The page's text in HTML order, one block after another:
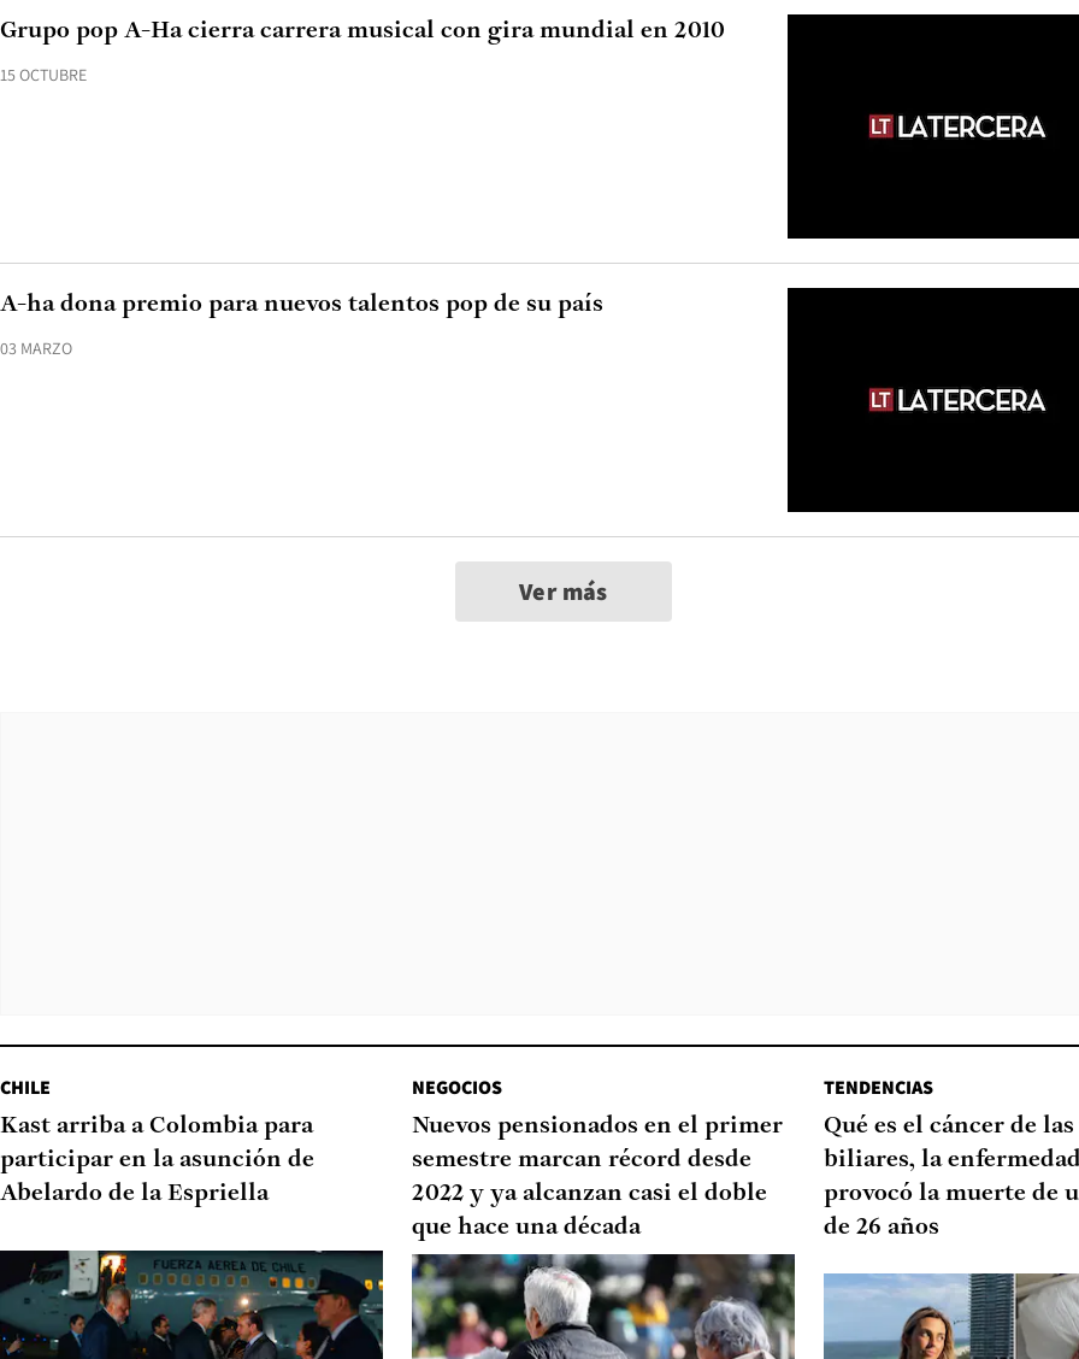
15 OCTUBRE
Grupo pop A-Ha cierra carrera musical con gira mundial en 2010
03 MARZO
A-ha dona premio para nuevos talentos pop de su país
Ver más
CHILE
Kast arriba a Colombia para
participar en la asunción de
Abelardo de la Espriella
NEGOCIOS
Nuevos pensionados en el primer
semestre marcan récord desde
2022 y ya alcanzan casi el doble
que hace una década
TENDENCIAS
Qué es el cáncer de
biliares, la
provocó la muerte de
de 26 años